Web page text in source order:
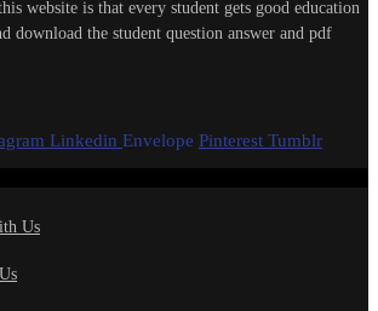
website is that every student gets good education
download the student question answer and pdf
Linkedin Envelope Pinterest Tumblr
Us